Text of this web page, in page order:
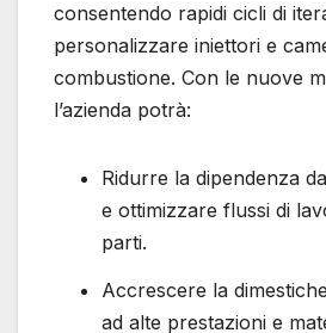
consentendo rapidi cicli di
personalizzare iniettori e
combustione. Con le nuove
l’azienda potrà:
Ridurre la dipendenza
e ottimizzare flussi di
parti.
Accrescere la
ad alte prestazioni e